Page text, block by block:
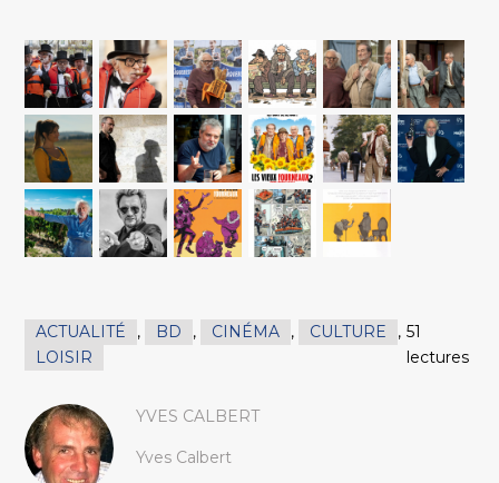
ACTUALITÉ , BD , CINÉMA , CULTURE
,
LOISIR
51
lectures
YVES CALBERT
Yves Calbert